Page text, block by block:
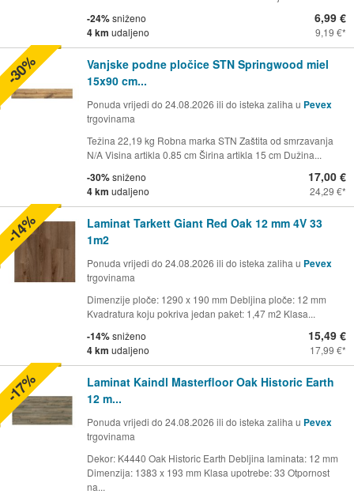
-24%sniženo
4 km udaljeno
6,99 €
9,19 €
Vanjske podne pločice STN Springwood miel
15x90 cm...
Ponuda vrijedi do 24.08.2026 ili do isteka zaliha u Pevex
trgovinama
Težina 22,19 kg Robna marka STN Zaštita od smrzavanja
N/A Visina artikla 0.85 cm Širina artikla 15 cm Dužina...
-30%sniženo
4 km udaljeno
17,00 €
24,29 €
-30%
Laminat Tarkett Giant Red Oak 12 mm 4V 33
1m2
Ponuda vrijedi do 24.08.2026 ili do isteka zaliha u Pevex
trgovinama
Dimenzije ploče: 1290 x 190 mm Debljina ploče: 12 mm
Kvadratura koju pokriva jedan paket: 1,47 m2 Klasa...
-14%sniženo
4 km udaljeno
15,49 €
17,99 €
-14%
Laminat Kaindl Masterfloor Oak Historic Earth
12 m...
Ponuda vrijedi do 24.08.2026 ili do isteka zaliha u Pevex
trgovinama
Dekor: K4440 Oak Historic Earth Debljina laminata: 12 mm
Dimenzija: 1383 x 193 mm Klasa upotrebe: 33 Otpornost
na...
-17%